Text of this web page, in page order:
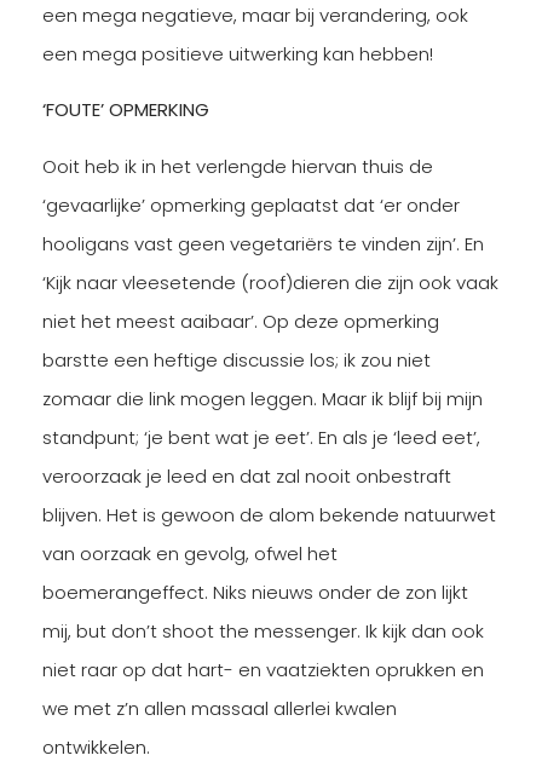
een mega negatieve, maar bij verandering, ook
een mega positieve uitwerking kan hebben!
‘FOUTE’ OPMERKING
Ooit heb ik in het verlengde hiervan thuis de
‘gevaarlijke’ opmerking geplaatst dat ‘er onder
hooligans vast geen vegetariërs te vinden zijn’. En
‘Kijk naar vleesetende (roof)dieren die zijn ook vaak
niet het meest aaibaar’. Op deze opmerking
barstte een heftige discussie los; ik zou niet
zomaar die link mogen leggen. Maar ik blijf bij mijn
standpunt; ‘je bent wat je eet’. En als je ‘leed eet’,
veroorzaak je leed en dat zal nooit onbestraft
blijven. Het is gewoon de alom bekende natuurwet
van oorzaak en gevolg, ofwel het
boemerangeffect. Niks nieuws onder de zon lijkt
mij, but don’t shoot the messenger. Ik kijk dan ook
niet raar op dat hart- en vaatziekten oprukken en
we met z’n allen massaal allerlei kwalen
ontwikkelen.